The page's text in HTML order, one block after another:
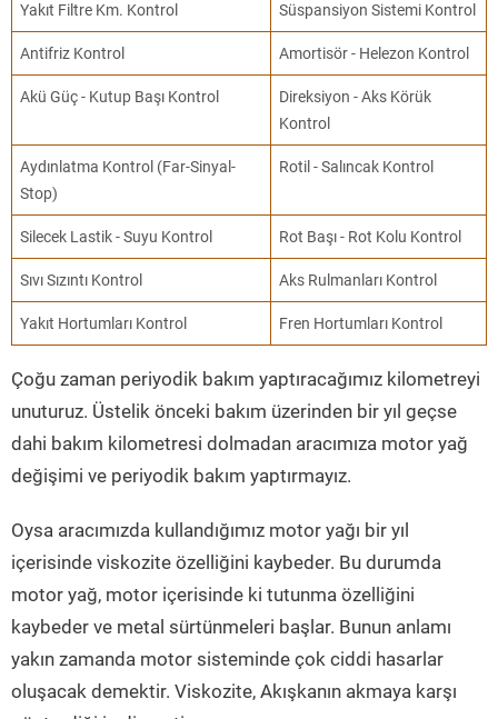
Yakıt Filtre Km. Kontrol Süspansiyon Sistemi Kontrol
Antifriz Kontrol Amortisör - Helezon Kontrol
Akü Güç - Kutup Başı Kontrol
Direksiyon - Aks Körük
Kontrol
Aydınlatma Kontrol (Far-Sinyal-
Stop)
Rotil - Salıncak Kontrol
Silecek Lastik - Suyu Kontrol Rot Başı - Rot Kolu Kontrol
Sıvı Sızıntı Kontrol Aks Rulmanları Kontrol
Yakıt Hortumları Kontrol Fren Hortumları Kontrol
Çoğu zaman periyodik bakım yaptıracağımız kilometreyi
unuturuz. Üstelik önceki bakım üzerinden bir yıl geçse
dahi bakım kilometresi dolmadan aracımıza motor yağ
değişimi ve periyodik bakım yaptırmayız.
Oysa aracımızda kullandığımız motor yağı bir yıl
içerisinde viskozite özelliğini kaybeder. Bu durumda
motor yağ, motor içerisinde ki tutunma özelliğini
kaybeder ve metal sürtünmeleri başlar. Bunun anlamı
yakın zamanda motor sisteminde çok ciddi hasarlar
oluşacak demektir. Viskozite, Akışkanın akmaya karşı